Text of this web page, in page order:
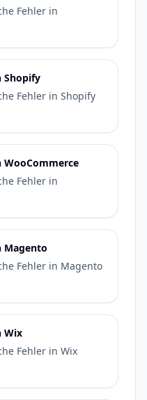
Fehler in
Shopify
Fehler in Shopify
WooCommerce
Fehler in
Magento
Fehler in Magento
Wix
Fehler in Wix